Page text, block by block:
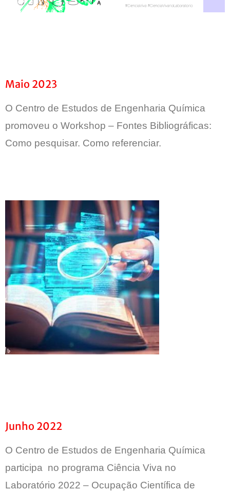
Maio 2023
O Centro de Estudos de Engenharia Química
promoveu o Workshop – Fontes Bibliográficas:
Como pesquisar. Como referenciar.
Junho 2022
O Centro de Estudos de Engenharia Química
participa no programa Ciência Viva no
Laboratório 2022 – Ocupação Científica de